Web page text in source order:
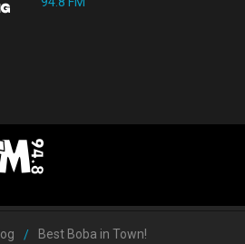
/ Best Boba in Town!